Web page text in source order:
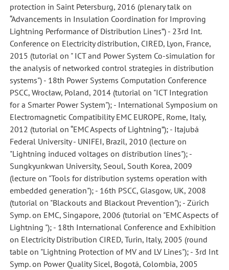
protection in Saint Petersburg, 2016 (plenary talk on
“Advancements in Insulation Coordination for Improving
Lightning Performance of Distribution Lines”) - 23rd Int.
Conference on Electricity distribution, CIRED, Lyon, France,
2015 (tutorial on " ICT and Power System Co-simulation for
the analysis of networked control strategies in distribution
systems") - 18th Power Systems Computation Conference
PSCC, Wrocław, Poland, 2014 (tutorial on "ICT Integration
for a Smarter Power System"); - International Symposium on
Electromagnetic Compatibility EMC EUROPE, Rome, Italy,
2012 (tutorial on “EMC Aspects of Lightning”); - Itajubá
Federal University - UNIFEI, Brazil, 2010 (lecture on
"Lightning induced voltages on distribution lines"); -
Sungkyunkwan University, Seoul, South Korea, 2009
(lecture on "Tools for distribution systems operation with
embedded generation"); - 16th PSCC, Glasgow, UK, 2008
(tutorial on "Blackouts and Blackout Prevention"); - Zürich
Symp. on EMC, Singapore, 2006 (tutorial on "EMC Aspects of
Lightning "); - 18th International Conference and Exhibition
on Electricity Distribution CIRED, Turin, Italy, 2005 (round
table on "Lightning Protection of MV and LV Lines"); - 3rd Int
Symp. on Power Quality Sicel, Bogotá, Colombia, 2005